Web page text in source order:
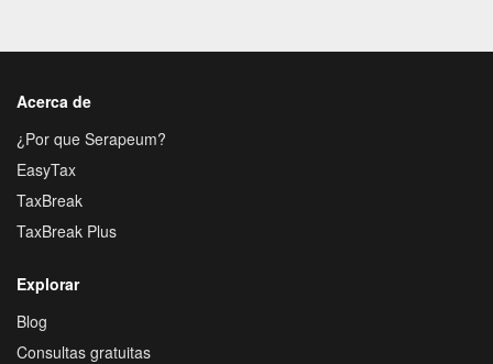
Acerca de
¿Por que Serapeum?
EasyTax
TaxBreak
TaxBreak Plus
Explorar
Blog
Consultas gratuitas